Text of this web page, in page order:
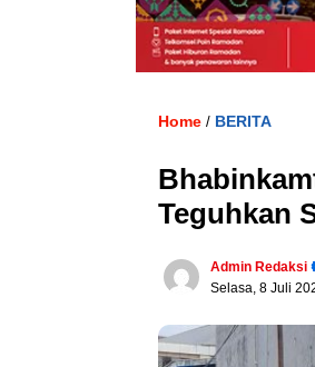
Home / BERITA
Teguhkan
Admin Redaksi
Selasa, 8 Juli